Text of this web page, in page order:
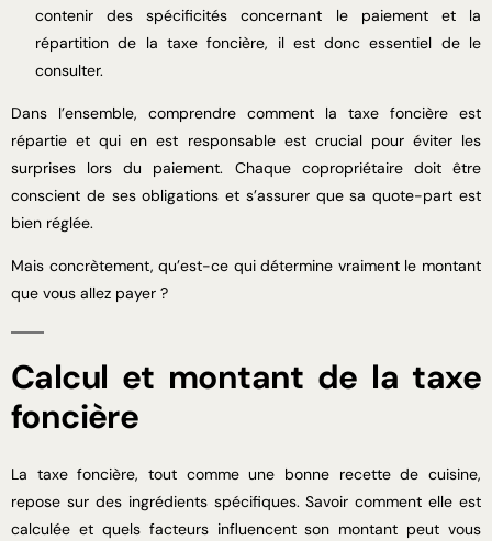
contenir des spécificités concernant le paiement et la
répartition de la taxe foncière, il est donc essentiel de le
consulter.
Dans l’ensemble, comprendre comment la taxe foncière est
répartie et qui en est responsable est crucial pour éviter les
surprises lors du paiement. Chaque copropriétaire doit être
conscient de ses obligations et s’assurer que sa quote-part est
bien réglée.
Mais concrètement, qu’est-ce qui détermine vraiment le montant
que vous allez payer ?
Calcul et montant de la taxe
foncière
La taxe foncière, tout comme une bonne recette de cuisine,
repose sur des ingrédients spécifiques. Savoir comment elle est
calculée et quels facteurs influencent son montant peut vous